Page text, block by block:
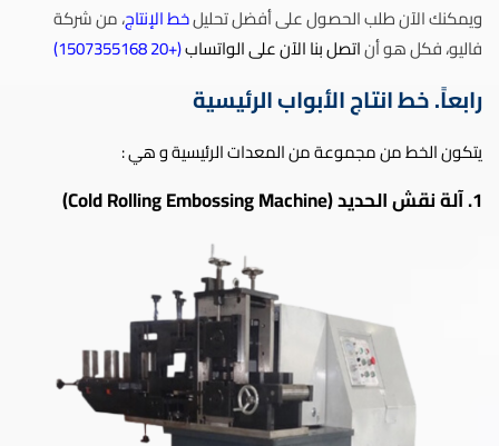
ويمكنك الآن طلب الحصول على أفضل تحليلخط الإنتاج، من شركة
فاليو، فكل هو أناتصل بنا الآن على الواتساب(
+20 1507355168
)
رابعاً. خط انتاج الأبواب الرئيسية
يتكون الخط من مجموعة من المعدات الرئيسية و هي :
1. آلة نقش الحديد (Cold Rolling Embossing Machine)